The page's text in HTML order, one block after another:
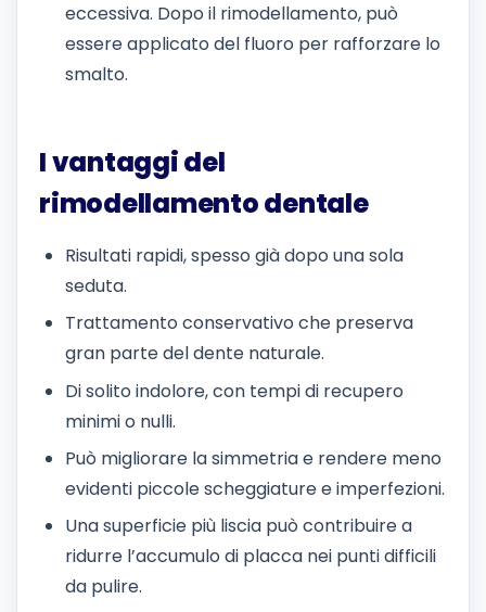
eccessiva. Dopo il rimodellamento, può
essere applicato del fluoro per rafforzare lo
smalto.
I vantaggi del
rimodellamento dentale
Risultati rapidi, spesso già dopo una sola
seduta.
Trattamento conservativo che preserva
gran parte del dente naturale.
Di solito indolore, con tempi di recupero
minimi o nulli.
Può migliorare la simmetria e rendere meno
evidenti piccole scheggiature e imperfezioni.
Una superficie più liscia può contribuire a
ridurre l’accumulo di placca nei punti difficili
da pulire.